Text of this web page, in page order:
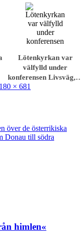
Lötenkyrkan var
välfylld under
konferensen
× 681
över de österrikiska
Donau till södra
himlen«